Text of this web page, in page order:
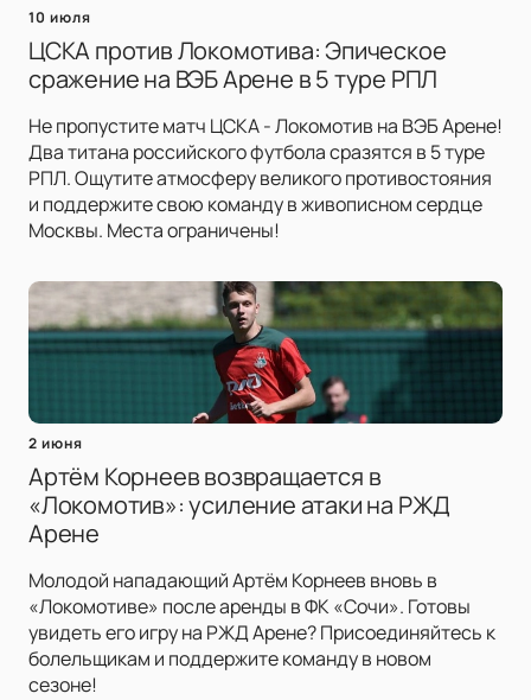
10 июля
ЦСКА против Локомотива: Эпическое
сражение на ВЭБ Арене в 5 туре РПЛ
Не пропустите матч ЦСКА - Локомотив на ВЭБ Арене!
Два титана российского футбола сразятся в 5 туре
РПЛ. Ощутите атмосферу великого противостояния
и поддержите свою команду в живописном сердце
Москвы. Места ограничены!
2 июня
Артём Корнеев возвращается в
«Локомотив»: усиление атаки на РЖД
Арене
Молодой нападающий Артём Корнеев вновь в
«Локомотиве» после аренды в ФК «Сочи». Готовы
увидеть его игру на РЖД Арене? Присоединяйтесь к
болельщикам и поддержите команду в новом
сезоне!